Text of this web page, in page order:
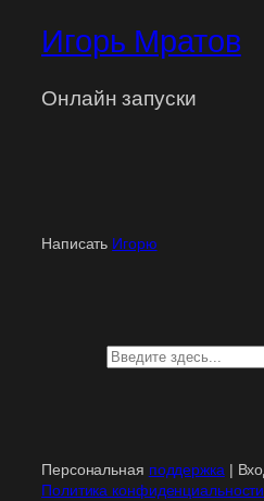
Игорь Мратов
Онлайн запуски
Написать Игорю
Поиск
Персональная поддержка|
Политика конфиденциальности